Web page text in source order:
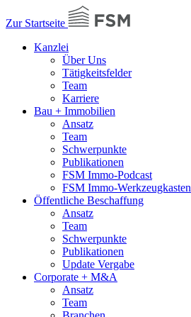
Zur Startseite
Kanzlei
Über Uns
Tätigkeitsfelder
Team
Karriere
Bau + Immobilien
Ansatz
Team
Schwerpunkte
Publikationen
FSM Immo-Podcast
FSM Immo-Werkzeugkasten
Öffentliche Beschaffung
Ansatz
Team
Schwerpunkte
Publikationen
Update Vergabe
Corporate + M&A
Ansatz
Team